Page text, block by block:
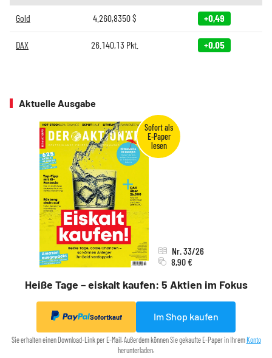
Gold 4.260,8350$ +0,49
DAX 26.140,13 Pkt. +0,05
Aktuelle Ausgabe
Heiße Tage – eiskalt kaufen: 5 Aktien im Fokus
Nr. 33/26
8,90 €
Sofortkauf Im Shop kaufen
Sie erhalten einen Download-Link per E-Mail. Außerdem können Sie gekaufte E-Paper in IhremKonto
herunterladen.